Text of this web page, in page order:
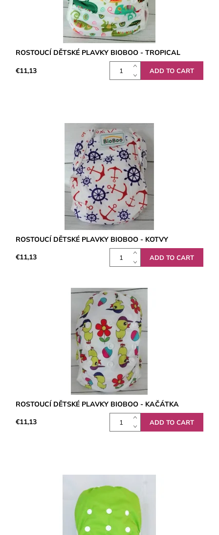
ROSTOUCÍ DĚTSKÉ PLAVKY BIOBOO - TROPICAL
€11,13
ROSTOUCÍ DĚTSKÉ PLAVKY BIOBOO - KOTVY
€11,13
ROSTOUCÍ DĚTSKÉ PLAVKY BIOBOO - KAČÁTKA
€11,13